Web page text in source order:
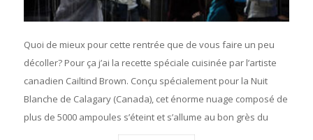
Quoi de mieux pour cette rentrée que de vous faire un peu
décoller? Pour ça j’ai la recette spéciale cuisinée par l’artiste
canadien Cailtind Brown. Conçu spécialement pour la Nuit
Blanche de Calagary (Canada), cet énorme nuage composé de
plus de 5000 ampoules s’éteint et s’allume au bon grès du